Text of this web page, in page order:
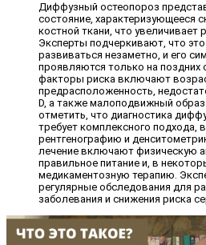
Диффузный остеопороз
состояние, характеризующееся
костной ткани, что увеличивает
Эксперты подчеркивают, что
развиваться незаметно, и его
проявляются только на поздних
факторы риска включают
предрасположенность,
D, а также малоподвижный
отметить, что диагностика
требует комплексного подхода,
рентгенографию и
лечение включают физическую
правильное питание и, в
медикаментозную терапию.
регулярные обследования для
заболевания и снижения риска